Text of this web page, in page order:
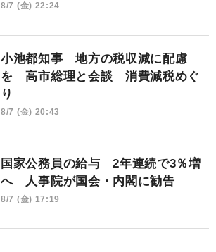
8/7 (金) 22:24
小池都知事 地方の税収減に配慮
を 高市総理と会談 消費減税めぐ
り
8/7 (金) 20:43
国家公務員の給与 2年連続で3％増
へ 人事院が国会・内閣に勧告
8/7 (金) 17:19